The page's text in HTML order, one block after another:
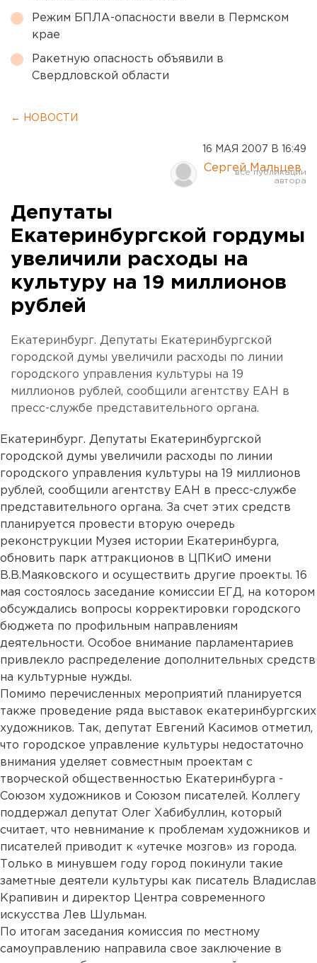
Режим БПЛА-опасности ввели в Пермском
крае
Ракетную опасность объявили в
Свердловской области
← НОВОСТИ
16 МАЯ 2007 В 16:49
Сергей Мальцев
Депутаты
Екатеринбургской гордумы
увеличили расходы на
культуру на 19 миллионов
рублей
Екатеринбург. Депутаты Екатеринбургской
городской думы увеличили расходы по линии
городского управления культуры на 19
миллионов рублей, сообщили агентству ЕАН в
пресс-службе представительного органа.
Екатеринбург. Депутаты Екатеринбургской
городской думы увеличили расходы по линии
городского управления культуры на 19 миллионов
рублей, сообщили агентству ЕАН в пресс-службе
представительного органа. За счет этих средств
планируется провести вторую очередь
реконструкции Музея истории Екатеринбурга,
обновить парк аттракционов в ЦПКиО имени
В.В.Маяковского и осуществить другие проекты. 16
мая состоялось заседание комиссии ЕГД, на котором
обсуждались вопросы корректировки городского
бюджета по профильным направлениям
деятельности. Особое внимание парламентариев
привлекло распределение дополнительных средств
на культурные нужды.
Помимо перечисленных мероприятий планируется
также проведение ряда выставок екатеринбургских
художников. Так, депутат Евгений Касимов отметил,
что городское управление культуры недостаточно
внимания уделяет совместным проектам с
творческой общественностью Екатеринбурга -
Союзом художников и Союзом писателей. Коллегу
поддержал депутат Олег Хабибуллин, который
считает, что невнимание к проблемам художников и
писателей приводит к «утечке мозгов» из города.
Только в минувшем году город покинули такие
заметные деятели культуры как писатель Владислав
Крапивин и директор Центра современного
искусства Лев Шульман.
По итогам заседания комиссия по местному
самоуправлению направила свое заключение в